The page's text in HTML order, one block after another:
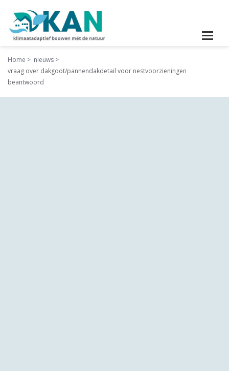
Home
nieuws
vraag over dakgoot/pannendakdetail voor nestvoorzieningen
beantwoord